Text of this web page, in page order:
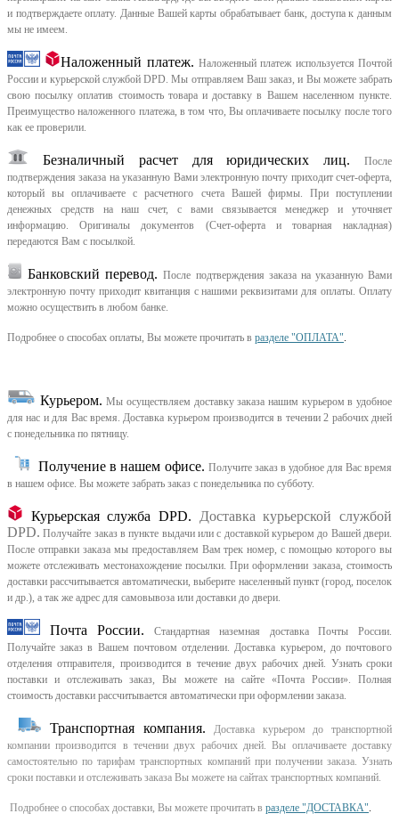
и подтверждаете оплату. Данные Вашей карты обрабатывает банк, доступа к данным
мы не имеем.
Наложенный платеж. Наложенный платеж используется Почтой
России и курьерской службой DPD. Мы отправляем Ваш заказ, и Вы можете забрать
свою посылку оплатив стоимость товара и доставку в Вашем населенном пункте.
Преимущество наложенного платежа, в том что, Вы оплачиваете посылку после того
как ее проверили.
Безналичный расчет для юридических лиц.
После
подтверждения заказа на указанную Вами электронную почту приходит счет-оферта,
который вы оплачиваете с расчетного счета Вашей фирмы. При поступлении
денежных средств на наш счет, с вами связывается менеджер и уточняет
информацию. Оригиналы документов (Счет-оферта и товарная накладная)
передаются Вам с посылкой.
Банковский перевод. После подтверждения заказа на указанную Вами
электронную почту приходит квитанция с нашими реквизитами для оплаты. Оплату
можно осуществить в любом банке.
Подробнее о способах оплаты, Вы можете прочитать в разделе "ОПЛАТА"
Курьером. Мы осуществляем доставку заказа нашим курьером в удобное
для нас и для Вас время. Доставка курьером производится в течении 2 рабочих дней
с понедельника по пятницу.
Получение в нашем офисе. Получите заказ в удобное для Вас время
в нашем офисе. Вы можете забрать заказ с понедельника по субботу.
Курьерская служба DPD.
Доставка курьерской службой
DPD. Получайте заказ в пункте выдачи или с доставкой курьером до Вашей двери.
После отправки заказа мы предоставляем Вам трек номер, с помощью которого вы
можете отслеживать местонахождение посылки. При оформлении заказа, стоимость
доставки рассчитывается автоматически, выберите населенный пункт (город, поселок
и др.), а так же адрес для самовывоза или доставки до двери.
Почта России.
Стандартная наземная доставка Почты России.
Получайте заказ в Вашем почтовом отделении. Доставка курьером, до почтового
отделения отправителя, производится в течение двух рабочих дней. Узнать сроки
поставки и отслеживать заказ, Вы можете на сайте «Почта России». Полная
стоимость доставки рассчитывается автоматически при оформлении заказа.
Транспортная компания.
Доставка курьером до транспортной
компании производится в течении двух рабочих дней. Вы оплачиваете доставку
самостоятельно по тарифам транспортных компаний при получении заказа. Узнать
сроки поставки и отслеживать заказа Вы можете на сайтах транспортных компаний.
Подробнее о способах доставки, Вы можете прочитать в разделе "ДОСТАВКА"